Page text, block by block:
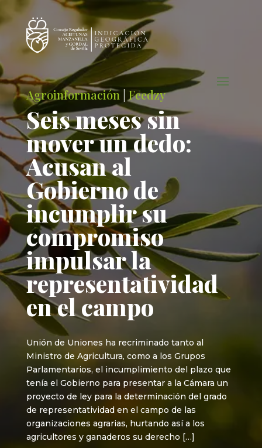
Agroinformación Feedzy
Seis meses sin
mover un dedo:
Acusan al
Gobierno de
incumplir su
compromiso
impulsar la
representatividad
en el campo
Unión de Uniones ha recriminado tanto al
Ministro de Agricultura, como a los Grupos
Parlamentarios, el incumplimiento del plazo que
tenía el Gobierno para presentar a la Cámara un
proyecto de ley para la determinación del grado
de representatividad en el campo de las
organizaciones agrarias, hurtando así a los
agricultores y ganaderos su derecho […]